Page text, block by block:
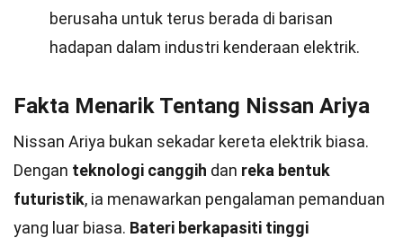
berusaha untuk terus berada di barisan
hadapan dalam industri kenderaan elektrik.
Fakta Menarik Tentang Nissan Ariya
Nissan Ariya bukan sekadar kereta elektrik biasa.
Dengan teknologi canggih dan reka bentuk
futuristik, ia menawarkan pengalaman pemanduan
yang luar biasa. Bateri berkapasiti tinggi